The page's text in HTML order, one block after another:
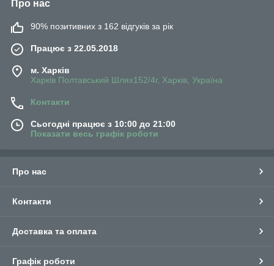
Про нас
90% позитивних з 162 відгуків за рік
Працює з 22.05.2018
м. Харків
Харків Полтавський Шлях152/4г, Харків, Україна
Контакти
Сьогодні працює з 10:00 до 21:00
Показати весь графік роботи
Про нас
Контакти
Доставка та оплата
Графік роботи